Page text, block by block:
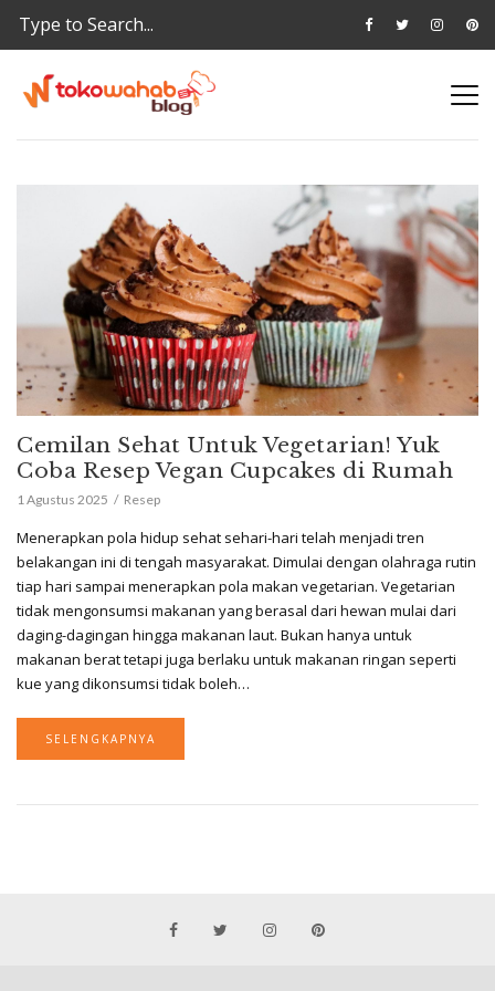
Cemilan Sehat Untuk Vegetarian! Yuk
Coba Resep Vegan Cupcakes di Rumah
1 Agustus 2025 Resep
Menerapkan pola hidup sehat sehari-hari telah menjadi tren
belakangan ini di tengah masyarakat. Dimulai dengan olahraga rutin
tiap hari sampai menerapkan pola makan vegetarian. Vegetarian
tidak mengonsumsi makanan yang berasal dari hewan mulai dari
daging-dagingan hingga makanan laut. Bukan hanya untuk
makanan berat tetapi juga berlaku untuk makanan ringan seperti
kue yang dikonsumsi tidak boleh…
SELENGKAPNYA